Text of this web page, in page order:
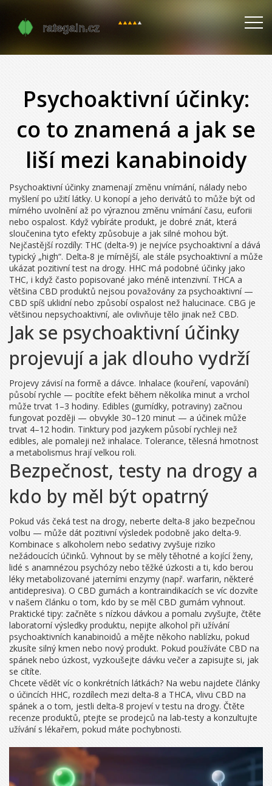
Psychoaktivní účinky:
co to znamená a jak se
liší mezi kanabinoidy
Psychoaktivní účinky znamenají změnu vnímání, nálady nebo
myšlení po užití látky. U konopí a jeho derivátů to může být od
mírného uvolnění až po výraznou změnu vnímání času, euforii
nebo ospalost. Když vybíráte produkt, je dobré znát, která
sloučenina tyto efekty způsobuje a jak silné mohou být.
Nejčastější rozdíly: THC (delta‑9) je nejvíce psychoaktivní a dává
typický „high“. Delta‑8 je mírnější, ale stále psychoaktivní a může
ukázat pozitivní test na drogy. HHC má podobné účinky jako
THC, i když často popisované jako méně intenzivní. THCA a
většina CBD produktů nejsou považovány za psychoaktivní —
CBD spíš uklidní nebo způsobí ospalost než halucinace. CBG je
většinou nepsychoaktivní, ale ovlivňuje tělo jinak než CBD.
Jak se psychoaktivní účinky
projevují a jak dlouho vydrží
Projevy závisí na formě a dávce. Inhalace (kouření, vapování)
působí rychle — pocítíte efekt během několika minut a vrchol
může trvat 1–3 hodiny. Edibles (gumídky, potraviny) začnou
fungovat později — obvykle 30–120 minut — a účinek může
trvat 4–12 hodin. Tinktury pod jazykem působí rychleji než
edibles, ale pomaleji než inhalace. Tolerance, tělesná hmotnost
a metabolismus hrají velkou roli.
Bezpečnost, testy na drogy a
kdo by měl být opatrný
Pokud vás čeká test na drogy, neberte delta‑8 jako bezpečnou
volbu — může dát pozitivní výsledek podobně jako delta‑9.
Kombinace s alkoholem nebo sedativy zvyšuje riziko
nežádoucích účinků. Vyhnout by se měly těhotné a kojící ženy,
lidé s anamnézou psychózy nebo těžké úzkosti a ti, kdo berou
léky metabolizované jaterními enzymy (např. warfarin, některé
antidepresiva). O CBD gumách a kontraindikacích se víc dozvíte
v našem článku o tom, kdo by se měl CBD gumám vyhnout.
Praktické tipy: začněte s nízkou dávkou a pomalu zvyšujte, čtěte
laboratorní výsledky produktu, nepijte alkohol při užívání
psychoaktivních kanabinoidů a mějte někoho nablízku, pokud
zkusíte silný kmen nebo nový produkt. Pokud používáte CBD na
spánek nebo úzkost, vyzkoušejte dávku večer a zapisujte si, jak
se cítíte.
Chcete vědět víc o konkrétních látkách? Na webu najdete články
o účincích HHC, rozdílech mezi delta‑8 a THCA, vlivu CBD na
spánek a o tom, jestli delta‑8 projeví v testu na drogy. Čtěte
recenze produktů, ptejte se prodejců na lab‑testy a konzultujte
užívání s lékařem, pokud máte pochybnosti.